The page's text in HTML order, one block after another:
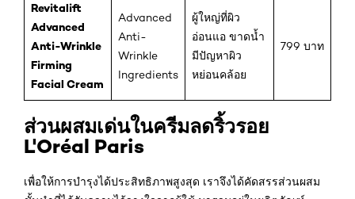
Revitalift
Advanced
Anti-Wrinkle
Firming
Facial Cream
Advanced
Anti-
Wrinkle
Ingredients
ผู้ใหญ่ที่ผิว
อ่อนแอ ขาดน้ำ
มีปัญหาผิว
หย่อนคล้อย
799 บาท
ส่วนผสมเด่นในครีมลดริ้วรอย
L'Oréal Paris
เพื่อให้การบำรุงได้ประสิทธิภาพสูงสุด เราจึงได้คัดสรรส่วนผสม